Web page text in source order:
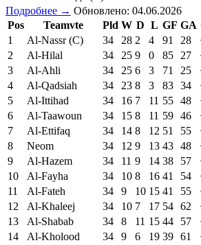
Подробнее → Обновлено: 04.06.2026
Pos
Teamvte Pld W D L GF GA
1
Al-Nassr (C) 34 28 2 4 91 28
2
Al-Hilal 34 25 9 0 85 27
3
Al-Ahli 34 25 6 3 71 25
4
Al-Qadsiah 34 23 8 3 83 34
5
Al-Ittihad 34 16 7 11 55 48
6
Al-Taawoun 34 15 8 11 59 46
7
Al-Ettifaq 34 14 8 12 51 55
8
Neom 34 12 9 13 43 48
9
Al-Hazem 34 11 9 14 38 57
10
Al-Fayha 34 10 8 16 41 54
11
Al-Fateh 34 9 10 15 41 55
12
Al-Khaleej 34 10 7 17 54 62
13
Al-Shabab 34 8 11 15 44 57
14
Al-Kholood 34 9 6 19 39 61